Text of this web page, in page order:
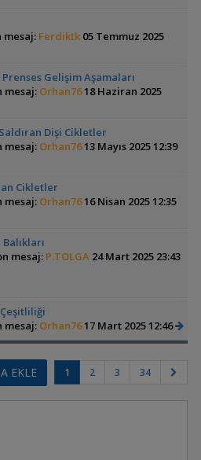
mesaj: Ferdiktk05 Temmuz 2025
Gelişim Aşamaları
mesaj: Orhan7618 Haziran 2025
Dişi Cikletler
mesaj: Orhan7613 Mayıs 2025 12:39
Cikletler
mesaj: Orhan7616 Nisan 2025 12:35
mesaj: P.TOLGA24 Mart 2025 23:43
Çeşitliliği
mesaj: Orhan7617 Mart 2025 12:46
EKLE 1 2 3 34